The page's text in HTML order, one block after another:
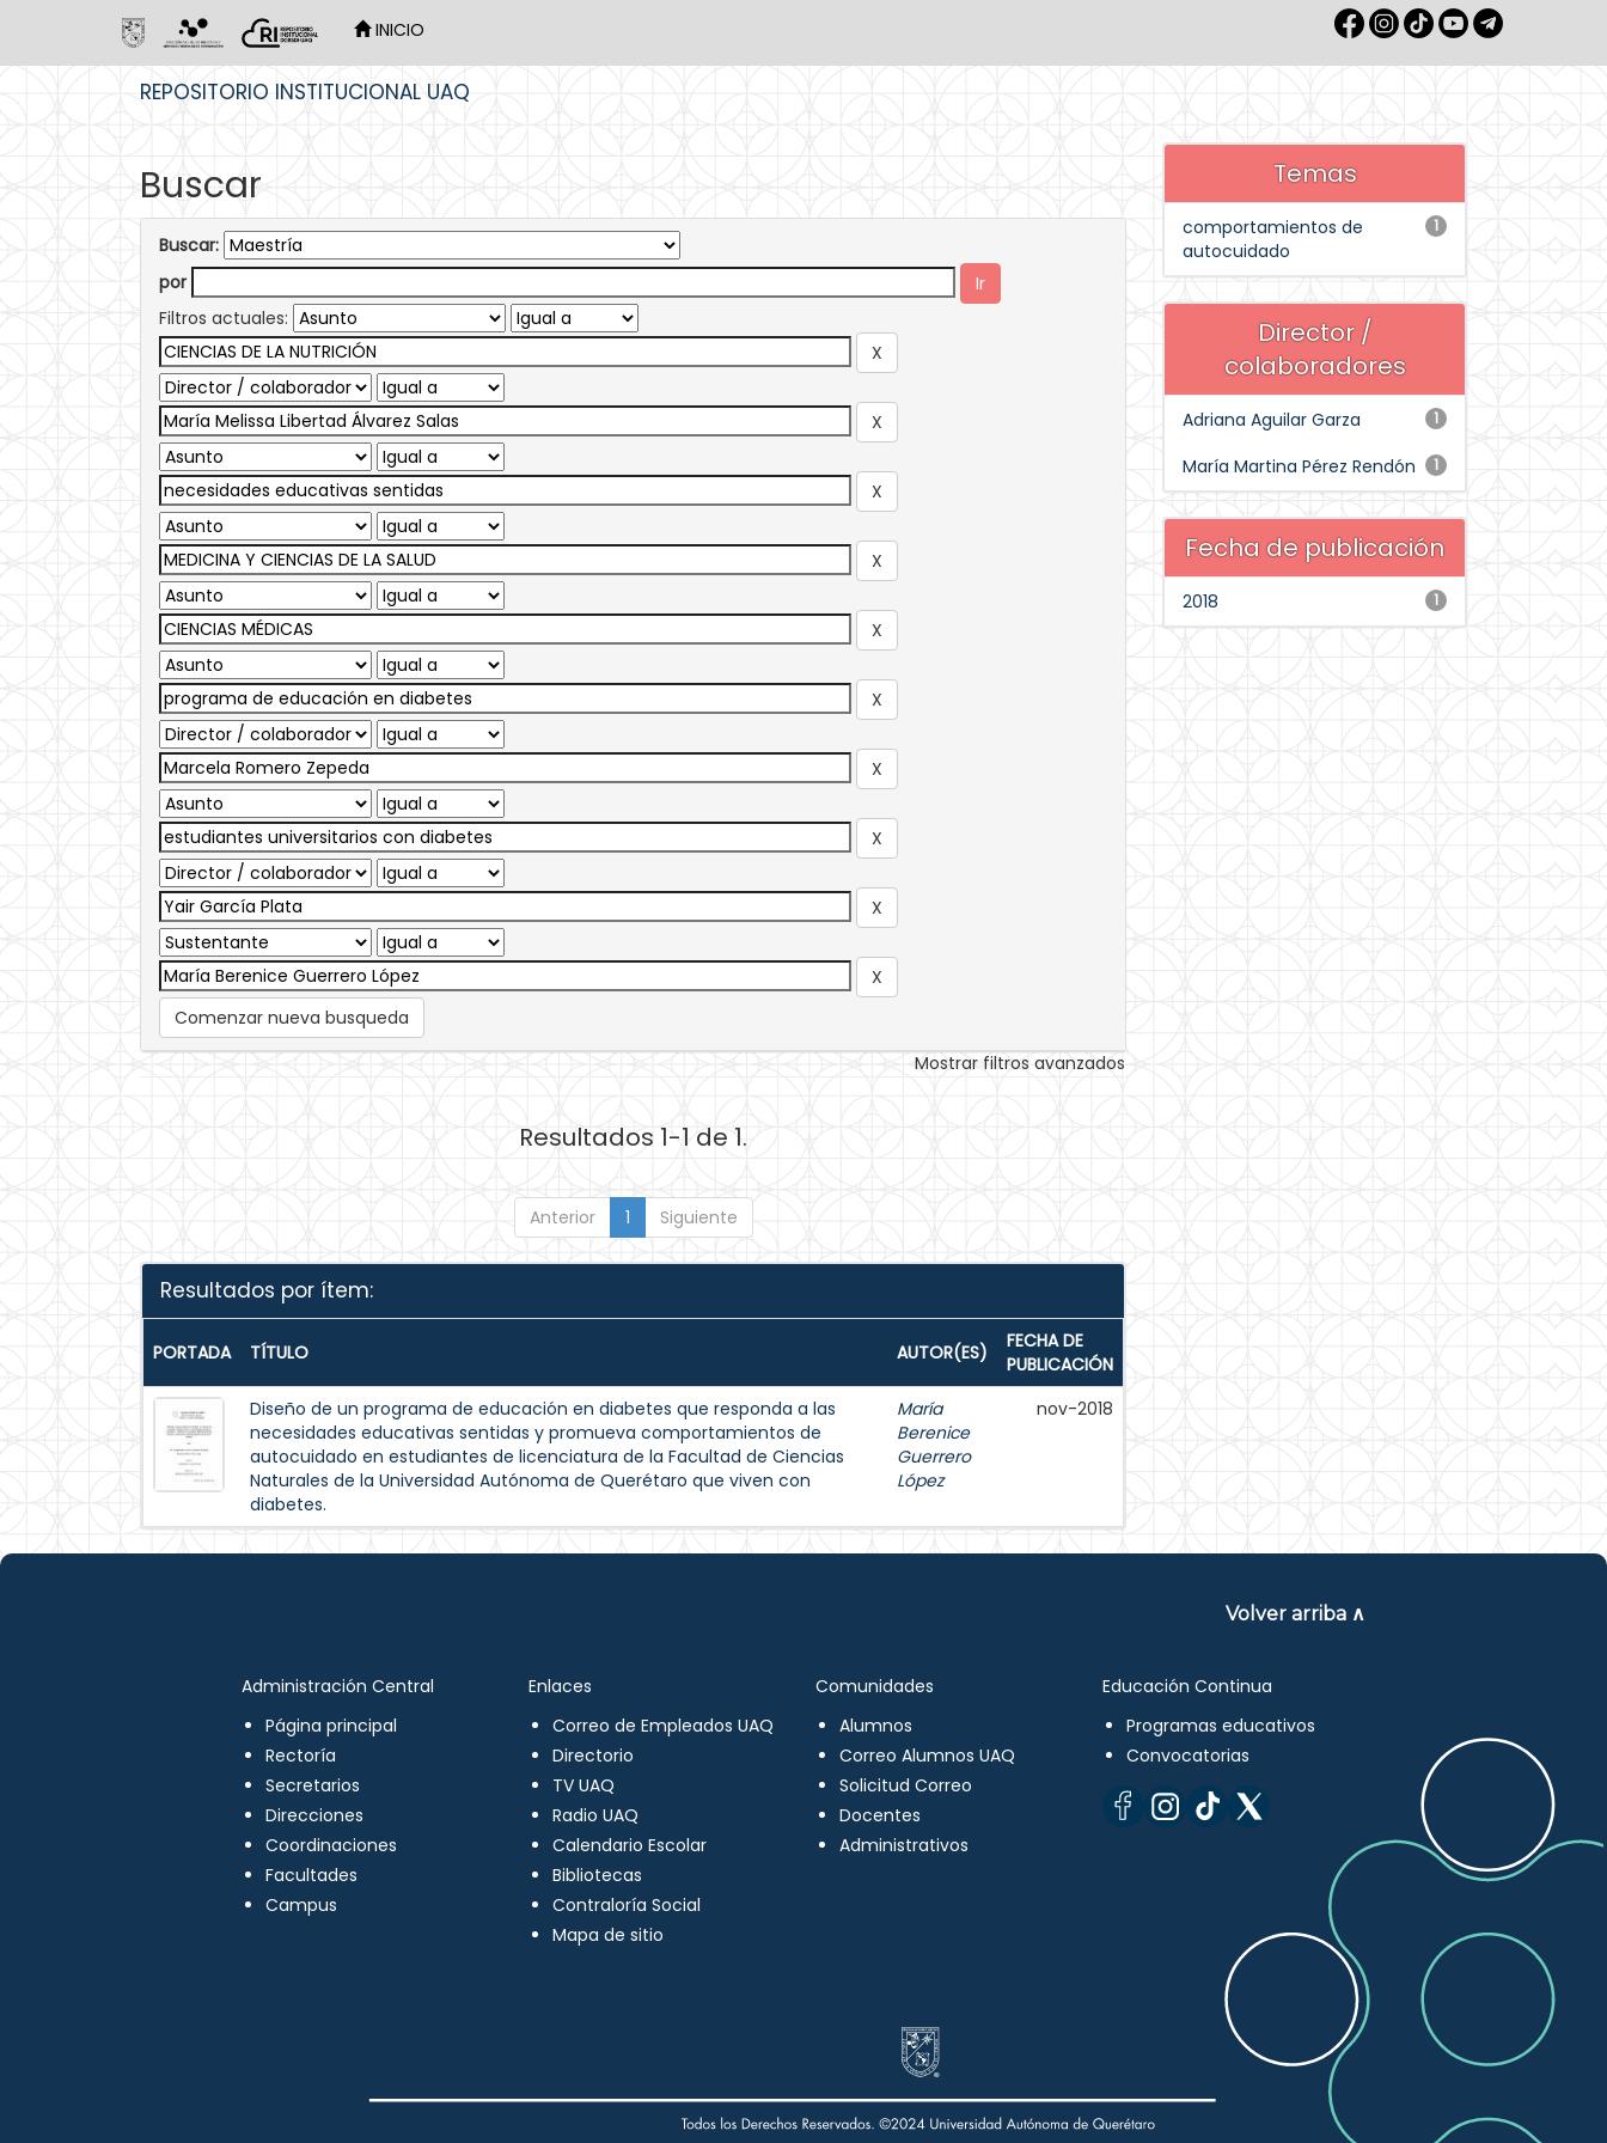
INICIO
REPOSITORIO INSTITUCIONAL UAQ
Buscar
Buscar:
por
Filtros actuales:
Comenzar nueva busqueda
Mostrar filtros avanzados
Resultados 1-1 de 1.
Anterior 1 Siguiente
Resultados por ítem:
PORTADA TÍTULO AUTOR(ES)
FECHA DE
PUBLICACIÓN
Diseño de un programa de educación en diabetes que responda a las
necesidades educativas sentidas y promueva comportamientos de
autocuidado en estudiantes de licenciatura de la Facultad de Ciencias
Naturales de la Universidad Autónoma de Querétaro que viven con
diabetes.
María
Berenice
Guerrero
López
nov-2018
Temas
1
comportamientos de
autocuidado
Director /
colaboradores
1
Adriana Aguilar Garza
1
María Martina Pérez Rendón
Fecha de publicación
1
2018
Volver arriba ∧
Administración Central
Página principal
Rectoría
Secretarios
Direcciones
Coordinaciones
Facultades
Campus
Enlaces
Correo de Empleados UAQ
Directorio
TV UAQ
Radio UAQ
Calendario Escolar
Bibliotecas
Contraloría Social
Mapa de sitio
Comunidades
Alumnos
Correo Alumnos UAQ
Solicitud Correo
Docentes
Administrativos
Educación Continua
Programas educativos
Convocatorias